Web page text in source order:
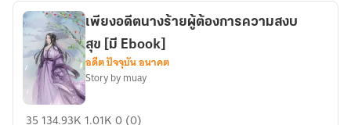
ตัว
ร้าย
เท่านั้น
เพียง
เพียงอดีตนางร้ายผู้ต้องการความสงบ
สุข [มี Ebook]
อดีต ปัจจุบัน อนาคต
Story by muay
35 134.93K 1.01K0 (0)